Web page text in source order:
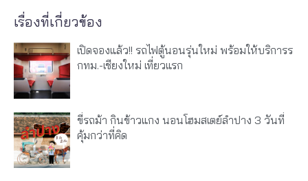
เรื่องที่เกี่ยวข้อง
เปิดจองแล้ว!! รถไฟตู้นอนรุ่นใหม่ พร้อมให้บริการร
กทม.-เชียงใหม่ เที่ยวแรก
ขี่รถม้า กินข้าวแกง นอนโฮมสเตย์ลำปาง 3 วันที่
คุ้มกว่าที่คิด